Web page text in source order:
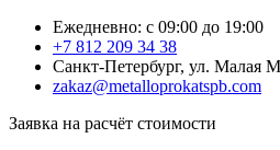
Ежедневно: с 09:00 до 19:00
+7 812 209 34 38
Санкт-Петербург, ул. Малая
zakaz@metalloprokatspb.com
Заявка на расчёт стоимости